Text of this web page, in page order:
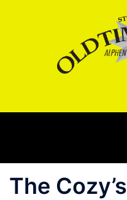
The Cozy’s